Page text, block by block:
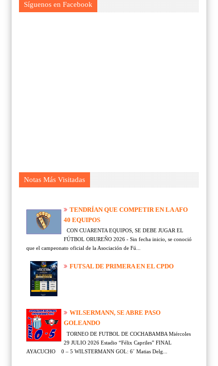
Síguenos en Facebook
Notas Más Visitadas
TENDRÍAN QUE COMPETIR EN LA AFO
40 EQUIPOS
CON CUARENTA EQUIPOS, SE DEBE JUGAR EL
FÚTBOL ORUREÑO 2026 - Sin fecha inicio, se conoció
que el campeonato oficial de la Asociación de Fú...
FUTSAL DE PRIMERA EN EL CPDO
WILSERMANN, SE ABRE PASO
GOLEANDO
TORNEO DE FUTBOL DE COCHABAMBA Miércoles
29 JULIO 2026 Estadio “Félix Capriles” FINAL
AYACUCHO 0 – 5 WILSTERMANN GOL: 6´ Matias Delg...